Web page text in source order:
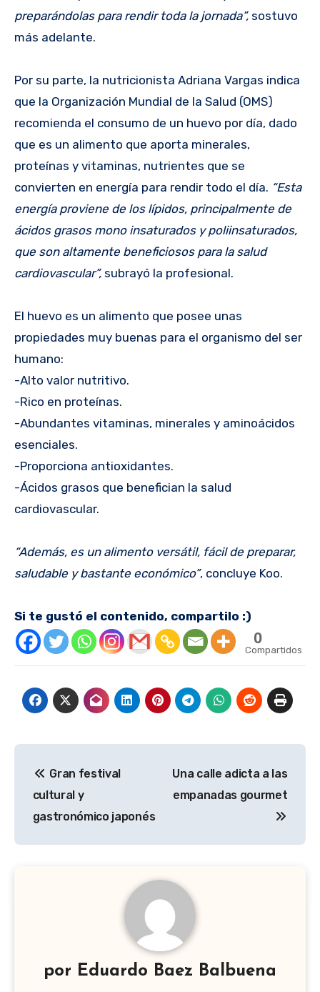
preparándolas para rendir toda la jornada”, sostuvo
más adelante.
Por su parte, la nutricionista Adriana Vargas indica
que la Organización Mundial de la Salud (OMS)
recomienda el consumo de un huevo por día, dado
que es un alimento que aporta minerales,
proteínas y vitaminas, nutrientes que se
convierten en energía para rendir todo el día. “Esta
energía proviene de los lípidos, principalmente de
ácidos grasos mono insaturados y poliinsaturados,
que son altamente beneficiosos para la salud
cardiovascular”, subrayó la profesional.
El huevo es un alimento que posee unas
propiedades muy buenas para el organismo del ser
humano:
-Alto valor nutritivo.
-Rico en proteínas.
-Abundantes vitaminas, minerales y aminoácidos
esenciales.
-Proporciona antioxidantes.
-Ácidos grasos que benefician la salud
cardiovascular.
“Además, es un alimento versátil, fácil de preparar,
saludable y bastante económico”, concluye Koo.
Si te gustó el contenido, compartilo :)
0
Compartidos
de
entradas
Gran festival
cultural y
gastronómico japonés
Una calle adicta a las
empanadas gourmet
por Eduardo Baez Balbuena